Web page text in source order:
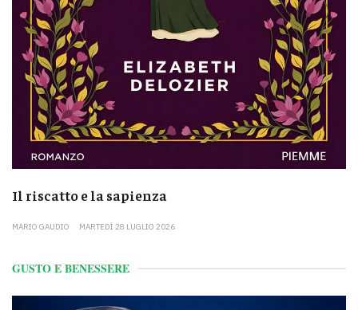
Il riscatto e la sapienza
MARIO GAUDIO MARTEDÌ 28 LUGLIO 2026
GUSTO E BENESSERE